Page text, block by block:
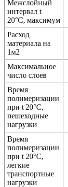
Межслойный
интервал t
20°С, максимум
Расход
материала на
1м2
Максимальное
число слоев
Время
полимеризации
при t 20°C,
пешеходные
нагрузки
Время
полимеризации
при t 20°C,
легкие
транспортные
нагрузки